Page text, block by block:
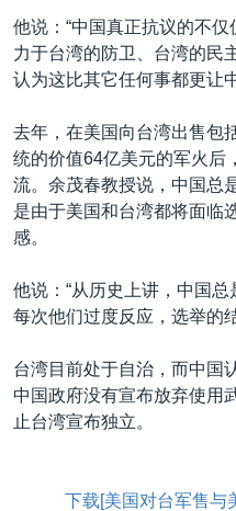
他说：“中国真正抗议的不
力于台湾的防卫、台湾的民
认为这比其它任何事都更让
去年，在美国向台湾出售包
统的价值64亿美元的军火后
流。余茂春教授说，中国总
是由于美国和台湾都将面临
感。
他说：“从历史上讲，中国
每次他们过度反应，选举的
台湾目前处于自治，而中国
中国政府没有宣布放弃使用
止台湾宣布独立。
下载[美国对台军售与